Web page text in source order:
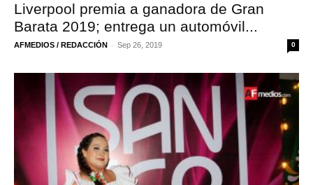
Liverpool premia a ganadora de Gran
Barata 2019; entrega un automóvil...
AFMEDIOS / REDACCIÓN - Sep 26, 2019 0